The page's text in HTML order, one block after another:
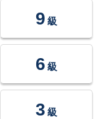
9 級
6 級
3 級